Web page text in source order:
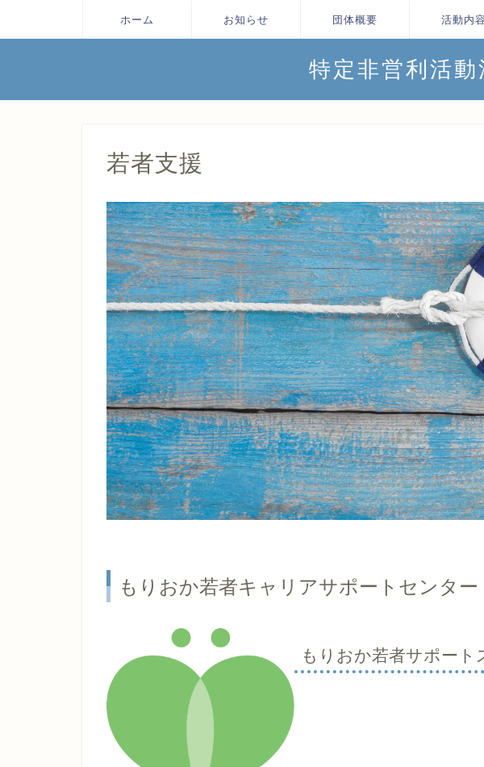
ホーム お知らせ 団体概要 活動内容
特定非営利活
若者支援
もりおか若者キャリアサポートセンター
もりおか若者サポート